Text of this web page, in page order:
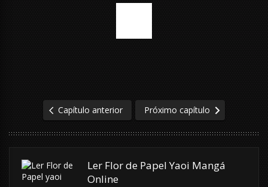
Capítulo anterior Próximo capítulo
Ler Flor de Papel Yaoi Mangá
Online